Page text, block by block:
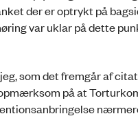
der er optrykt på
var uklar på dette
som det fremgår af
på at